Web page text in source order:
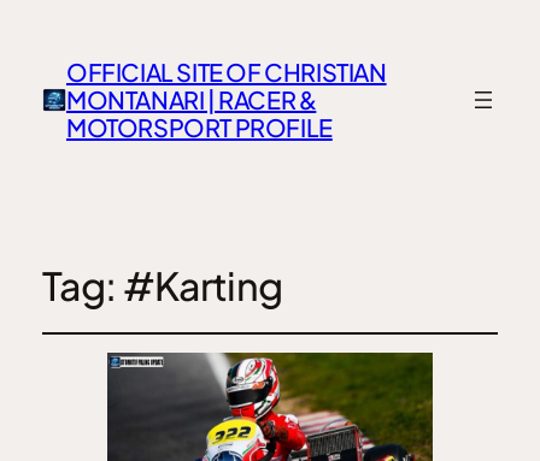
OFFICIAL SITE OF CHRISTIAN
MONTANARI | RACER &
MOTORSPORT PROFILE
Tag: #Karting